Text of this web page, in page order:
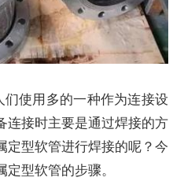
使用多的一种作为连接设
连接时主要是通过焊接的方
定型软管进行焊接的呢？今
型软管的步骤。